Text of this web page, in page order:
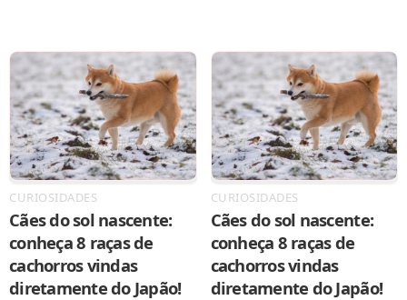
CURIOSIDADES
Cães do sol nascente:
conheça 8 raças de
cachorros vindas
diretamente do Japão!
CURIOSIDADES
Cães do sol nascente:
conheça 8 raças de
cachorros vindas
diretamente do Japão!